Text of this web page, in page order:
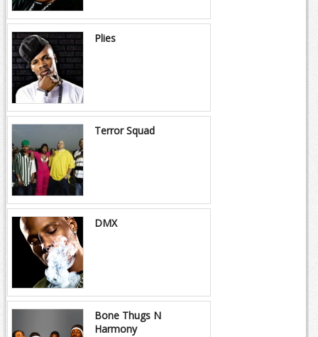
Plies
Terror Squad
DMX
Bone Thugs N
Harmony